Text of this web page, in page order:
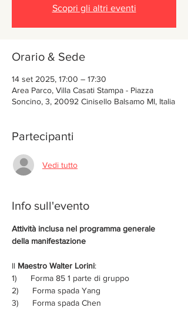
Scopri gli altri eventi
Orario & Sede
14 set 2025, 17:00 – 17:30
Area Parco, Villa Casati Stampa - Piazza
Soncino, 3, 20092 Cinisello Balsamo MI, Italia
Partecipanti
Vedi tutto
Info sull'evento
Attività inclusa nel programma generale
della manifestazione
Il Maestro Walter Lorini:
1)      Forma 85 1 parte di gruppo
2)      Forma spada Yang
3)      Forma spada Chen